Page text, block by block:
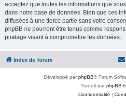
acceptez que toutes les informations que
dans notre base de données. Bien que ces
diffusées à une tierce partie sans votre
phpBB ne pourront être tenus comme
piratage visant à compromettre les données.
Index du forum
Développé parphpBB® Forum
Traduit parphpBB-
Confidentialité |